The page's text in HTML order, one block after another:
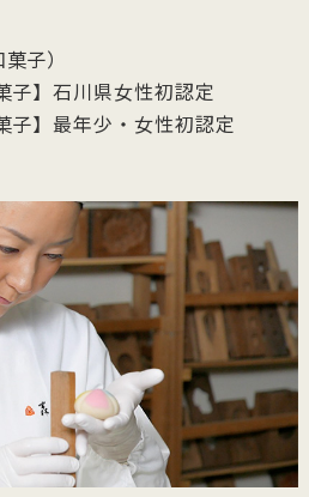
子）
子】石川県女性初認定
子】最年少・女性初認定